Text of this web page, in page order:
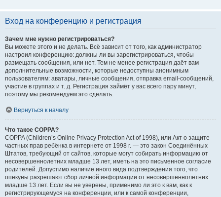
Вход на конференцию и регистрация
Зачем мне нужно регистрироваться?
Вы можете этого и не делать. Всё зависит от того, как администратор
настроил конференцию: должны ли вы зарегистрироваться, чтобы
размещать сообщения, или нет. Тем не менее регистрация даёт вам
дополнительные возможности, которые недоступны анонимным
пользователям: аватары, личные сообщения, отправка email-сообщений,
участие в группах и т. д. Регистрация займёт у вас всего пару минут,
поэтому мы рекомендуем это сделать.
Вернуться к началу
Что такое COPPA?
COPPA (Children’s Online Privacy Protection Act of 1998), или Акт о защите
частных прав ребёнка в интернете от 1998 г. — это закон Соединённых
Штатов, требующий от сайтов, которые могут собирать информацию от
несовершеннолетних младше 13 лет, иметь на это письменное согласие
родителей. Допустимо наличие иного вида подтверждения того, что
опекуны разрешают сбор личной информации от несовершеннолетних
младше 13 лет. Если вы не уверены, применимо ли это к вам, как к
регистрирующемуся на конференции, или к самой конференции,